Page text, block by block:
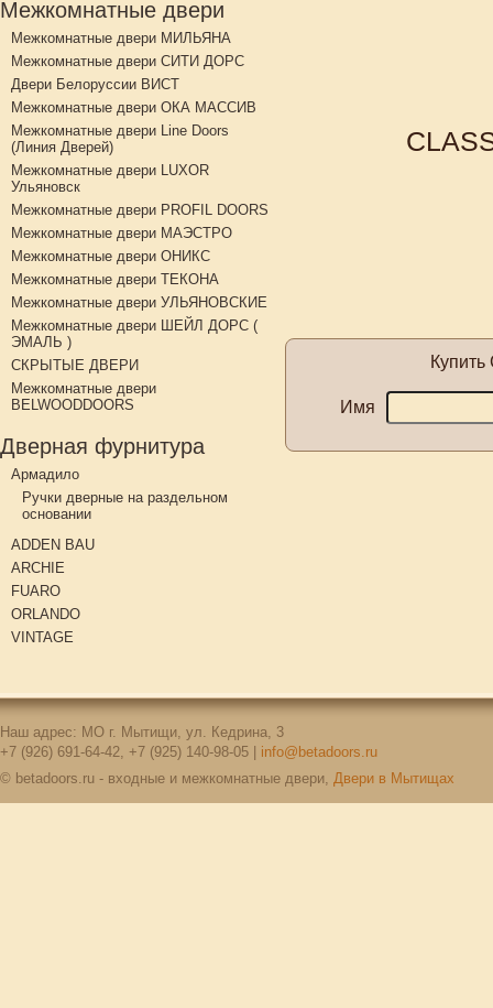
Межкомнатные двери
Межкомнатные двери МИЛЬЯНА
Межкомнатные двери СИТИ ДОРС
Двери Белоруссии ВИСТ
Межкомнатные двери ОКА МАССИВ
Межкомнатные двери Line Doors
(Линия Дверей)
Межкомнатные двери LUXOR
Ульяновск
Межкомнатные двери PROFIL DOORS
Межкомнатные двери МАЭСТРО
Межкомнатные двери ОНИКС
Межкомнатные двери ТЕКОНА
Межкомнатные двери УЛЬЯНОВСКИЕ
Межкомнатные двери ШЕЙЛ ДОРС (
ЭМАЛЬ )
СКРЫТЫЕ ДВЕРИ
Межкомнатные двери
BELWOODDOORS
Дверная фурнитура
Армадило
Ручки дверные на раздельном
основании
ADDEN BAU
ARCHIE
FUARO
ORLANDO
VINTAGE
Купить
Имя
Наш адрес: МО г. Мытищи, ул. Кедрина, 3
+7 (926) 691-64-42, +7 (925) 140-98-05 | info@betadoors.ru
© betadoors.ru - входные и межкомнатные двери, Двери в Мытищах